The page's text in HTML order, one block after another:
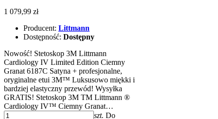
1 079,99 zł
Producent: Littmann
Dostępność: Dostępny
Nowość! Stetoskop 3M Littmann
Cardiology IV Limited Edition Ciemny
Granat 6187C Satyna + profesjonalne,
oryginalne etui 3M™ Luksusowo miękki i
bardziej elastyczny przewód! Wysyłka
GRATIS! Stetoskop 3M TM Littmann ®
Cardiology IV™ Ciemny Granat…
szt. Do